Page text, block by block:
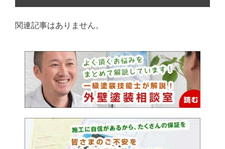
関連記事はありません。